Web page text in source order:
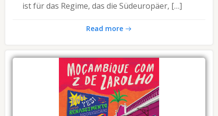
ist für das Regime, das die Südeuropäer, […]
Read more